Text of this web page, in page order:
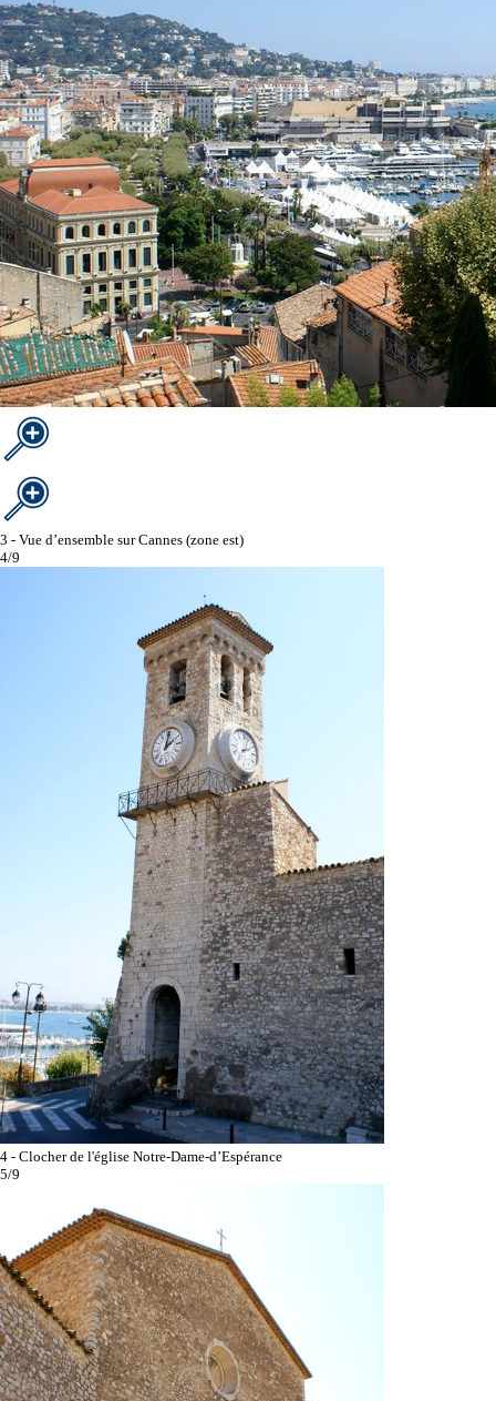
3 - Vue d’ensemble sur Cannes (zone est)
4/9
4 - Clocher de l'église Notre-Dame-d’Espérance
5/9